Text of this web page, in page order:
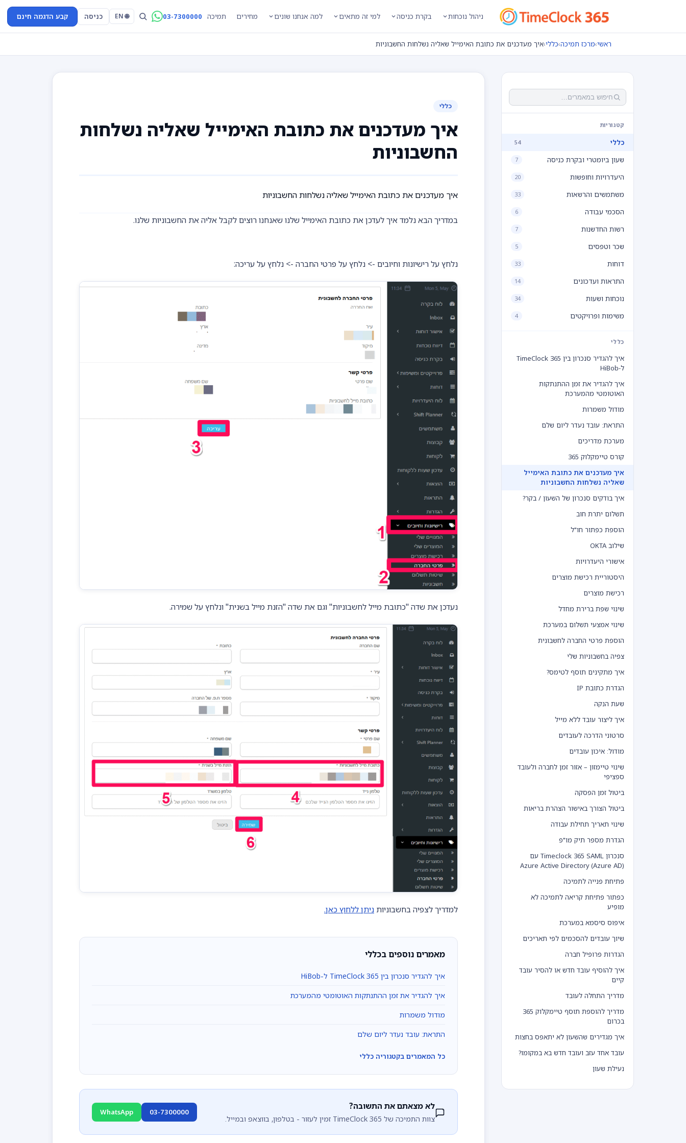
ניהול נוכחות בקרת כניסה למי זה מתאים למה אנחנו שונים מחירים תמיכה 03-7300000
🌐 EN כניסה קבע הדגמה חינם
ראשי›מרכז תמיכה›כללי›איך מעדכנים את כתובת האימייל שאליה נשלחות החשבוניות
קטגוריות
כללי 54
שעון ביומטרי ובקרת כניסה 7
היעדרויות וחופשות 20
משתמשים והרשאות 33
הסכמי עבודה 6
רשות החדשנות 7
שכר וטפסים 5
דוחות 33
התראות ועדכונים 14
נוכחות ושעות 34
משימות ופרויקטים 4
כללי
איך להגדיר סנכרון בין TimeClock 365
ל-HiBob
איך להגדיר את זמן ההתנתקות
האוטומטי מהמערכת
מודול משמרות
התראת: עובד נעדר ליום שלם
מערכת מדריכים
קורס טיימקלוק 365
איך מעדכנים את כתובת האימייל
שאליה נשלחות החשבוניות
איך בודקים סנכרון של השעון / בקר?
תשלום יתרת חוב
הוספת כפתור חו"ל
שילוב OKTA
אישורי היעדרויות
היסטוריית רכישת מוצרים
רכישת מוצרים
שינוי שפת ברירת מחדל
שינוי אמצעי תשלום במערכת
הוספת פרטי החברה לחשבונית
צפיה בחשבוניות שלי
איך מתקינים תוסף לטימס?
הגדרת כתובת IP
שעת הנקה
איך ליצור עובד ללא מייל
סרטוני הדרכה לעובדים
מודול: איכון עובדים
שינוי טיימזון – אזור זמן לחברה ולעובד
ספציפי
ביטול זמן הפסקה
ביטול הצורך באישור הצהרת בריאות
שינוי תאריך תחילת עבודה
הגדרת מספר תיק מו"פ
סנכרון Timeclock 365 SAML עם
Azure Active Directory (Azure AD)
פתיחת פנייה לתמיכה
כפתור פתיחת קריאה לתמיכה לא
מופיע
איפוס סיסמא במערכת
שיוך עובדים להסכמים לפי תאריכים
הגדרות פרופיל חברה
איך להוסיף עובד חדש או להסיר עובד
קיים
מדריך התחלה לעובד
מדריך להוספת תוסף טיימקלוק 365
בכרום
איך מגדירים שהשעון לא יתאפס בחצות
עובד אחד עזב ועובד חדש בא במקומו?
נעילת שעון
כללי
איך מעדכנים את כתובת האימייל שאליה נשלחות
החשבוניות
איך מעדכנים את כתובת האימייל שאליה נשלחות החשבוניות
במדריך הבא נלמד איך לעדכן את כתובת האימייל שלנו שאנחנו רוצים לקבל אליה את החשבוניות שלנו.
נלחץ על רישיונות וחיובים -> נלחץ על פרטי החברה -> נלחץ על עריכה:
נעדכן את שדה "כתובת מייל לחשבוניות" וגם את שדה "הזנת מייל בשנית" ונלחץ על שמירה.
למדריך לצפיה בחשבוניות ניתן ללחוץ כאן.
מאמרים נוספים בכללי
איך להגדיר סנכרון בין TimeClock 365 ל-HiBob
איך להגדיר את זמן ההתנתקות האוטומטי מהמערכת
מודול משמרות
התראת: עובד נעדר ליום שלם
כל המאמרים בקטגוריה כללי
לא מצאתם את התשובה?
צוות התמיכה של TimeClock 365 זמין לעזור - בטלפון, בווצאפ ובמייל.
03-7300000
WhatsApp